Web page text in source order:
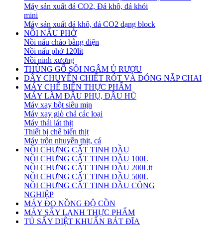
Máy sản xuất đá CO2, Đá khô, đá khói
mini
Máy sản xuất đá khô, đá CO2 dạng block
NỒI NẤU PHỞ
Nồi nấu cháo bằng điện
Nồi nấu phở 120lit
Nồi ninh xương
THÙNG GỖ SỒI NGÂM Ủ RƯỢU
DÂY CHUYỀN CHIẾT RÓT VÀ ĐÓNG NẮP CHAI
MÁY CHẾ BIẾN THỰC PHẨM
MÁY LÀM ĐẬU PHỤ, ĐẬU HŨ
Máy xay bột siêu mịn
Máy xay giò chả các loại
Máy thái lát thịt
Thiết bị chế biến thịt
Máy trộn nhuyễn thịt, cá
NỒI CHƯNG CẤT TINH DẦU
NỒI CHƯNG CẤT TINH DẦU 100L
NỒI CHƯNG CẤT TINH DẦU 200Lit
NỒI CHƯNG CẤT TINH DẦU 500L
NỒI CHƯNG CẤT TINH DẦU CÔNG
NGHIỆP
MÁY ĐO NỒNG ĐỘ CỒN
MÁY SẤY LẠNH THỰC PHẨM
TỦ SẤY DIỆT KHUẨN BÁT ĐĨA